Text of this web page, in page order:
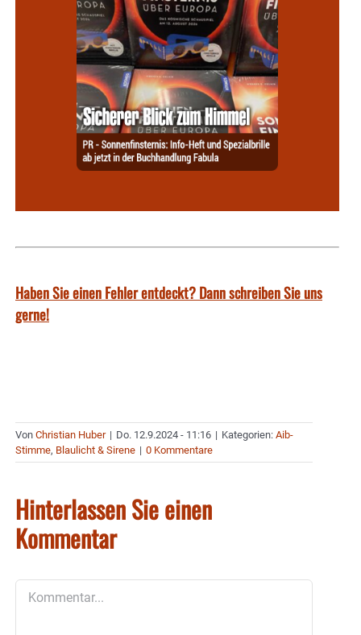
Haben Sie einen Fehler entdeckt? Dann schreiben Sie uns
gerne!
Von Christian Huber | Do. 12.9.2024 - 11:16 | Kategorien: Aib-
Stimme, Blaulicht & Sirene | 0 Kommentare
Hinterlassen Sie einen
Kommentar